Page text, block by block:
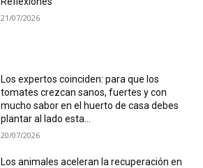
21/07/2026
Los expertos coinciden: para que los
tomates crezcan sanos, fuertes y con
mucho sabor en el huerto de casa debes
plantar al lado esta...
20/07/2026
Los animales aceleran la recuperación en